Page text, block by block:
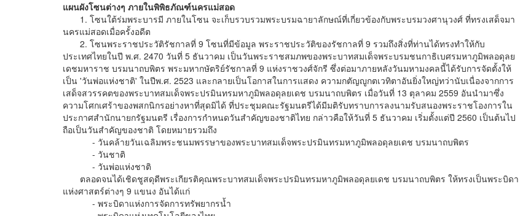
แผนผังโซนต่างๆ ภายในพิพิธภัณฑ์นครแม่สอด
1. โซนใต้ร่มพระบารมี ภายในโซน จะเก็บรวบรวมพระบรมฉายาลักษณ์ที่เกี่ยวข้องกับพระบรมวงศานุวงศ์ ที่ทรงเสด็จมา
นครแม่สอดเมื่อครั้งอดีต
2. โซนพระราชประวัติรัชกาลที่ 9 โซนที่มีข้อมูล พระราชประวัติของรัชกาลที่ 9 รวมถึงสิ่งที่ท่านได้ทรงทำให้กับ
ประเทศไทยในปี พ.ศ. 2470 วันที่ 5 ธันวาคม เป็นวันพระราชสมภพของพระบาทสมเด็จพระบรมชนกาธิเบศรมหาภูมิพลอดุลย
เดชมหาราช บรมนาถบพิตร พระมหากษัตริย์รัชกาลที่ 9 แห่งราชวงศ์จักรี ซึ่งต่อมาภายหลังวันมหามงคลนี้ได้รับการจัดตั้งให้
เป็น 'วันพ่อแห่งชาติ' ในปีพ.ศ. 2523 และกลายเป็นโอกาสในการแสดง ความกตัญญูกตเวทิตาอันยิ่งใหญ่ทว่านับเนื่องจากการ
เสด็จสวรรคตของพระบาทสมเด็จพระปรมินทรมหาภูมิพลอดุลยเดช บรมนาถบพิตร เมื่อวันที่ 13 ตุลาคม 2559 อันนำมาซึ่ง
ความโศกเศร้าของพสกนิกรอย่างหาที่สุดมิได้ ที่ประชุมคณะรัฐมนตรีได้มีมติรับทราบการลงนามรับสนองพระราชโองการใน
ประกาศสำนักนายกรัฐมนตรี เรื่องการกำหนดวันสำคัญของชาติไทย กล่าวคือให้วันที่ 5 ธันวาคม เริ่มตั้งแต่ปี 2560 เป็นต้นไป
ถือเป็นวันสำคัญของชาติ โดยหมายรวมถึง
- วันคล้ายวันเฉลิมพระชนมพรรษาของพระบาทสมเด็จพระปรมินทรมหาภูมิพลอดุลยเดช บรมนาถบพิตร
- วันชาติ
- วันพ่อแห่งชาติ
ตลอดจนได้เชิดชูสดุดีพระเกียรติคุณพระบาทสมเด็จพระปรมินทรมหาภูมิพลอดุลยเดช บรมนาถบพิตร ให้ทรงเป็นพระบิดา
แห่งศาสตร์ต่างๆ 9 แขนง อันได้แก่
- พระบิดาแห่งการจัดการทรัพยากรน้ำ